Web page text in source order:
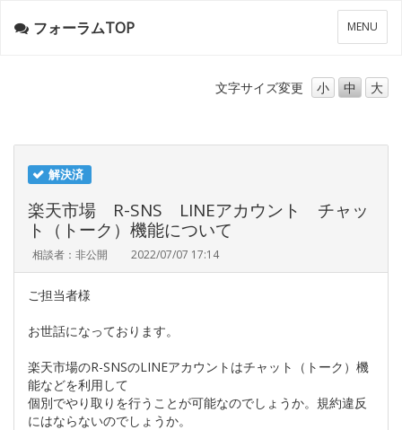
メ
ニ
ー
MENU
フォーラムTOP
文字サイズ変更 小 中 大
解決済
楽天市場 R-SNS LINEアカウント チャッ
ト（トーク）機能について
相談者：非公開 2022/07/07 17:14
ご担当者様
お世話になっております。
楽天市場のR-SNSのLINEアカウントはチャット（トーク）機
能などを利用して
個別でやり取りを行うことが可能なのでしょうか。規約違反
にはならないのでしょうか。